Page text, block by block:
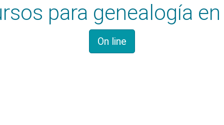
para genealogía
On line